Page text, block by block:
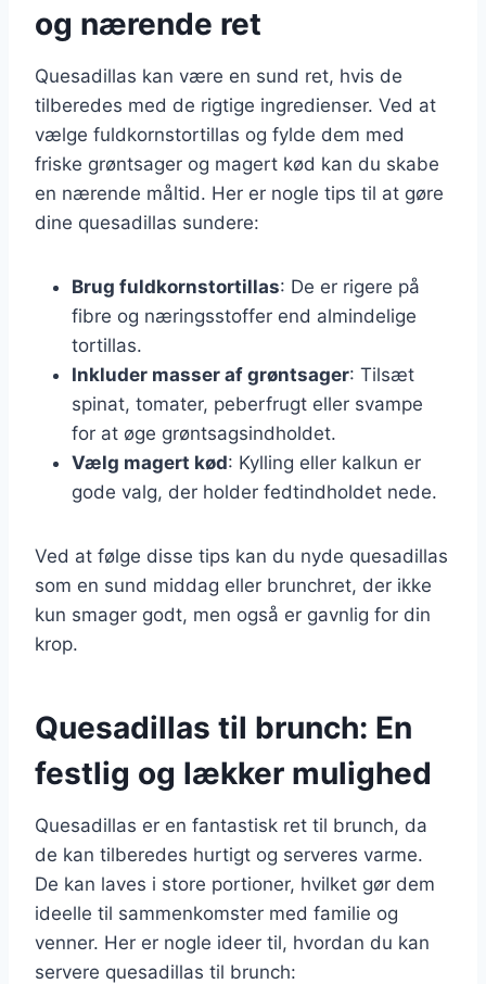
og nærende ret
Quesadillas kan være en sund ret, hvis de
tilberedes med de rigtige ingredienser. Ved at
vælge fuldkornstortillas og fylde dem med
friske grøntsager og magert kød kan du skabe
en nærende måltid. Her er nogle tips til at gøre
dine quesadillas sundere:
Brug fuldkornstortillas: De er rigere på
fibre og næringsstoffer end almindelige
tortillas.
Inkluder masser af grøntsager: Tilsæt
spinat, tomater, peberfrugt eller svampe
for at øge grøntsagsindholdet.
Vælg magert kød: Kylling eller kalkun er
gode valg, der holder fedtindholdet nede.
Ved at følge disse tips kan du nyde quesadillas
som en sund middag eller brunchret, der ikke
kun smager godt, men også er gavnlig for din
krop.
Quesadillas til brunch: En
festlig og lækker mulighed
Quesadillas er en fantastisk ret til brunch, da
de kan tilberedes hurtigt og serveres varme.
De kan laves i store portioner, hvilket gør dem
ideelle til sammenkomster med familie og
venner. Her er nogle ideer til, hvordan du kan
servere quesadillas til brunch: